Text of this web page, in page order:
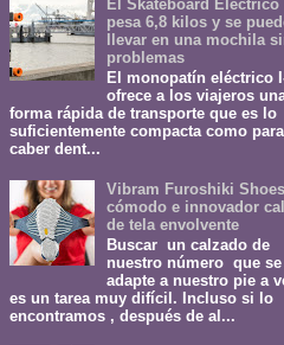
El Skateboard Eléctrico
pesa 6,8 kilos y se
llevar en una mochila
problemas
El monopatín eléctrico
ofrece a los viajeros
forma rápida de transporte que es lo
suficientemente compacta como para
caber dent...
Vibram Furoshiki
cómodo e innovador
de tela envolvente
Buscar un calzado de
nuestro número que se
adapte a nuestro pie a
es un tarea muy difícil. Incluso si lo
encontramos , después de al...